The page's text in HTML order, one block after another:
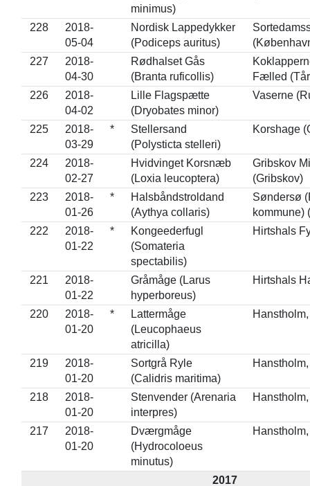
minimus)
228
2018-
05-04
Nordisk Lappedykker
(Podiceps auritus)
227
2018-
04-30
Rødhalset Gås
(Branta ruficollis)
Fælled
226
2018-
04-02
Lille Flagspætte
(Dryobates minor)
Vaserne
225
2018-
03-29
*
Stellersand
(Polysticta stelleri)
Korshage
224
2018-
02-27
Hvidvinget Korsnæb
(Loxia leucoptera)
Gribskov
(Gribskov)
223
2018-
01-26
*
Halsbåndstroldand
(Aythya collaris)
Søndersø
kommune)
222
2018-
01-22
*
Kongeederfugl
(Somateria
spectabilis)
Hirtshals
221
2018-
01-22
Gråmåge (Larus
hyperboreus)
Hirtshals
220
2018-
01-20
*
Lattermåge
(Leucophaeus
atricilla)
219
2018-
01-20
Sortgrå Ryle
(Calidris maritima)
218
2018-
01-20
Stenvender (Arenaria
interpres)
217
2018-
01-20
Dværgmåge
(Hydrocoloeus
minutus)
2017